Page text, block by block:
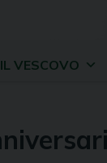
IL VESCOVO